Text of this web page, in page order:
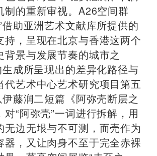
制的重新审视。A26空间群
借助亚洲艺术文献库所提供的
持，呈现在北京与香港这两个
背景与发展节奏的城市之
生成所呈现出的差异化路径与
代艺术中心艺术研究项目第五
伊藤润二短篇《阿弥壳断层之
“阿弥壳”一词进行拆解，用
无边无垠与不可测，而壳作为
器，又让肉身不至于完全赤裸